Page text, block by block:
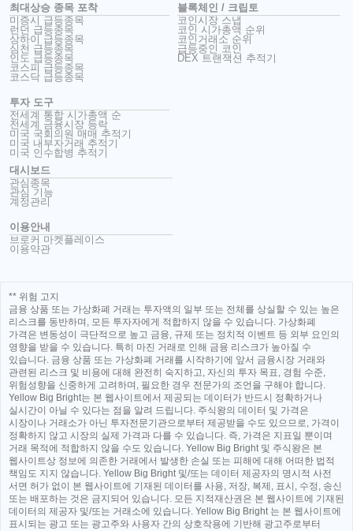
최대상승 종목 포착
미증시 급등종목
런던 급등종목
상하이 급등종목
심천 급등종목
인도 급등종목
코스피 급등종목
코스닥 급등종목
투자 도구
전세계 통합 시가총액 순
전세계 금융시장 등락
미국 국회의원 매매 추적기
미국 내부자거래 추적기
미국 인수합병 추적기
블록체인 / 크립토
코인시장 스냅
코인 시가총액 순위
코인거래소 순위
급등중인 코인
DEX 트랜잭션 추적기
대시보드
관심종목
관심 기능
계정관리
이용안내
브로커 마켓플레이스
이용약관
** 위험 고지
금융 상품 또는 가상화폐 거래는 투자액의 일부 또는 전체를 상실할 수 있는 높은
리스크를 동반하며, 모든 투자자에게 적합하지 않을 수 있습니다. 가상화폐
가격은 변동성이 극단적으로 높고 금융, 규제 또는 정치적 이벤트 등 외부 요인의
영향을 받을 수 있습니다. 특히 마진 거래로 인해 금융 리스크가 높아질 수
있습니다. 금융 상품 또는 가상화폐 거래를 시작하기에 앞서 금융시장 거래와
관련된 리스크 및 비용에 대해 완전히 숙지하고, 자신의 투자 목표, 경험 수준,
위험성향을 신중하게 고려하며, 필요한 경우 전문가의 조언을 구해야 합니다.
Yellow Big Bright는 본 웹사이트에서 제공되는 데이터가 반드시 정확하거나
실시간이 아닐 수 있다는 점을 알려 드립니다. 주식왕의 데이터 및 가격은
시장이나 거래소가 아닌 투자전문기관으로부터 제공받을 수도 있으므로, 가격이
정확하지 않고 시장의 실제 가격과 다를 수 있습니다. 즉, 가격은 지표일 뿐이며
거래 목적에 적합하지 않을 수도 있습니다. Yellow Big Bright 및 주식왕은 본
웹사이트상 정보에 의존한 거래에서 발생한 손실 또는 피해에 대해 어떠한 법적
책임도 지지 않습니다. Yellow Big Bright 및/또는 데이터 제공자의 명시적 사전
서면 허가 없이 본 웹사이트에 기재된 데이터를 사용, 저장, 복제, 표시, 수정, 송신
또는 배포하는 것은 금지되어 있습니다. 모든 지적재산권은 본 웹사이트에 기재된
데이터의 제공자 및/또는 거래소에 있습니다. Yellow Big Bright 는 본 웹사이트에
표시되는 광고 또는 광고주와 사용자 간의 상호작용에 기반해 광고주로부터